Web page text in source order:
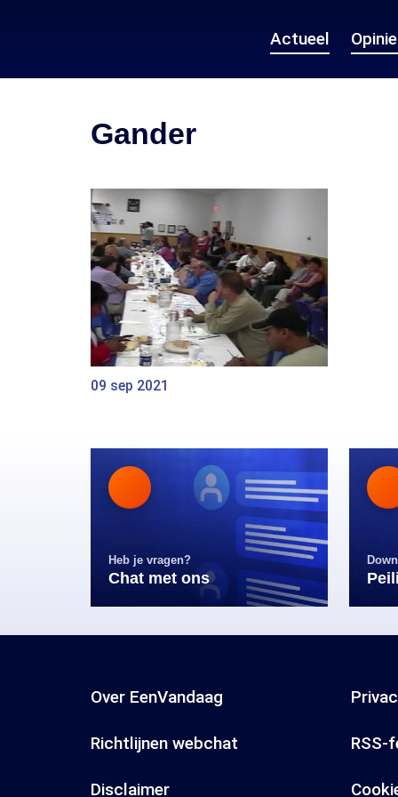
Actueel
Gander
09 sep 2021
Heb je vragen?
Chat met ons
Over EenVandaag
Richtlijnen webchat RSS-
Disclaimer